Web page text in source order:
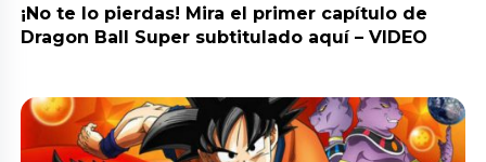
¡No te lo pierdas! Mira el primer capítulo de
Dragon Ball Super subtitulado aquí – VIDEO